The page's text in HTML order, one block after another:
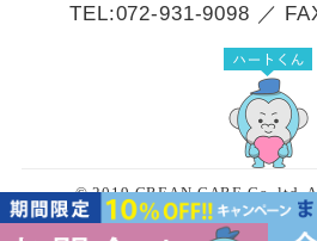
TEL:072-931-9098 ／
© 2019 CREAN CARE Co.,ltd.